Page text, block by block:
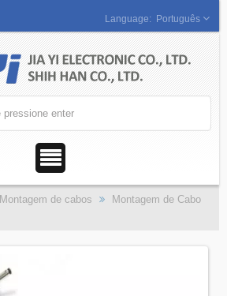
Português
Montagem de cabos
Montagem de Cabo